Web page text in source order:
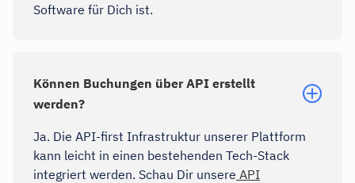
Software für Dich ist.
Können Buchungen über API erstellt
werden?
Ja. Die API-first Infrastruktur unserer Plattform
kann leicht in einen bestehenden Tech-Stack
integriert werden. Schau Dir unsere API